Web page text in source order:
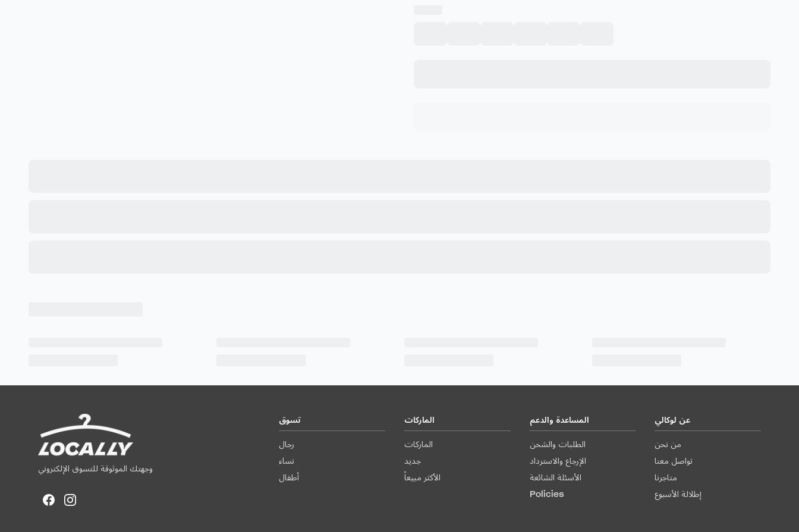
وجهتك الموثوقة للتسوق الإلكتروني
تسوق
رجال
نساء
أطفال
الماركات
الماركات
جديد
الأكثر مبيعاً
المساعدة والدعم
الطلبات والشحن
الإرجاع والاسترداد
الأسئلة الشائعة
Policies
عن لوكالي
من نحن
تواصل معنا
متاجرنا
إطلالة الأسبوع